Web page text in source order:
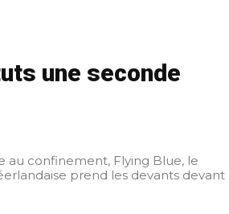
une seconde
au confinement, Flying Blue, le
prend les devants devant